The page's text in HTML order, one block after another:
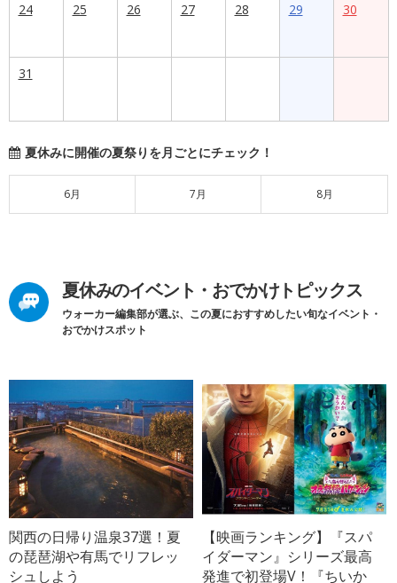
24 25 26 27 28 29 30
31
夏休みに開催の夏祭りを月ごとにチェック！
6月 7月 8月
夏休みのイベント・おでかけトピックス
ウォーカー編集部が選ぶ、この夏におすすめしたい旬なイベント・
おでかけスポット
関西の日帰り温泉37選！夏
の琵琶湖や有馬でリフレッ
シュしよう
【映画ランキング】『スパ
イダーマン』シリーズ最高
発進で初登場V！『ちいか